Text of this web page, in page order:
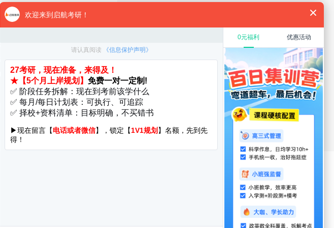
分数线 报录比
考研规划
考研真题 经验分享 考研复试
考研调剂
VIP定制
28考研
南京大学 南开大学 厦门大学 华中科技大学 启航分校
咨询地址:北京市海淀区万泉河路68号紫金大厦11层